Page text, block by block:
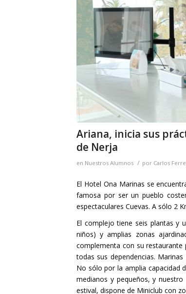
Ariana, inicia sus
de Nerja
en Nuestros Alumnos / por Carlos
El Hotel Ona Marinas se
famosa por ser un pueblo
espectaculares Cuevas. A sólo 2
El complejo tiene seis plantas y
niños) y amplias zonas
complementa con su restaurante
todas sus dependencias.
No sólo por la amplia capacidad
medianos y pequeños, y
estival, dispone de Miniclub con